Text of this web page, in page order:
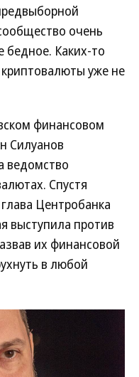
очень
бедное. Каких-то
уже не
финансовом
Силуанов
ведомство
Спустя
Центробанка
выступила против
их финансовой
в любой